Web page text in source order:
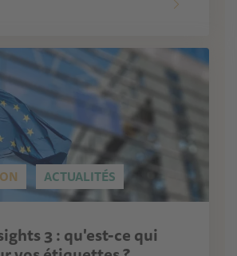
ACTUALITÉS
3 : qu'est-ce qui